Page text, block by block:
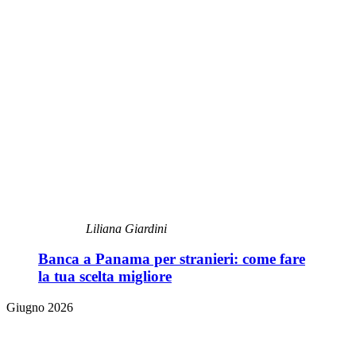
Liliana Giardini
Banca a Panama per stranieri: come fare
la tua scelta migliore
Giugno 2026